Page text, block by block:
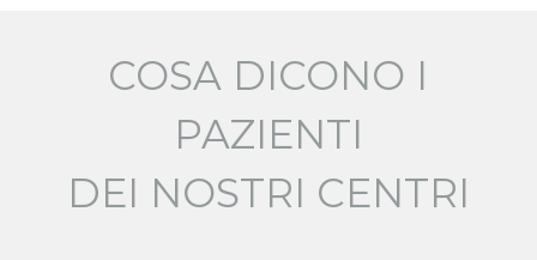
COSA DICONO I
PAZIENTI
DEI NOSTRI CENTRI